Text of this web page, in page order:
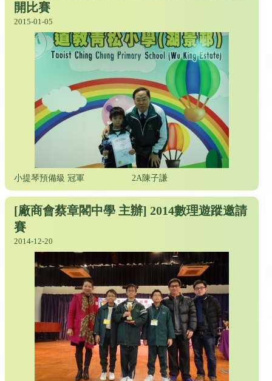
開比賽
2015-01-05
小提琴預備級 冠軍 2A陳子謙
[廠商會蔡章閣中學 主辦] 2014數理遊蹤邀請
賽
2014-12-20